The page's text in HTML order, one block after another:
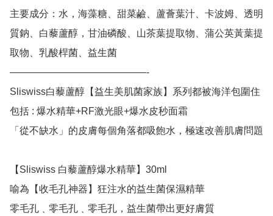
主要成分：水，海藻糖、甜菜鹼、蘆薈葉汁、卡波姆、透明
質鈉、白藜蘆醇，甘油磷酸、山茶葉提取物、蒲公英黃葉提
取物、乳酸桿菌、益生菌
——————————————-
Sliswiss白藜蘆醇【益生美肌菌家族】系列都被海洋包圍住
包括 : 爆水精華+RF激光眼+爆水皮秒面霜
「從不缺水」的皮膚每個角落都吸飽水，極速改善肌膚問題
【Sliswiss 白藜蘆醇爆水精華】30ml
喻為【收毛孔神器】狂注水的益生菌保濕精華
零毛孔﹑零毛孔﹑零毛孔，益生菌帶出更好膚質